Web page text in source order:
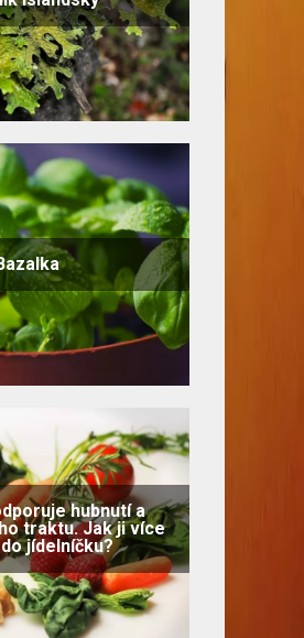
hubnutí a
traktu. Jak ji více
jídelníčku?